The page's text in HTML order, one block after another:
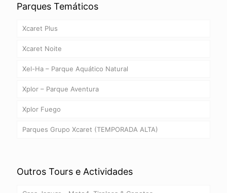
Parques Temáticos
Xcaret Plus
Xcaret Noite
Xel-Ha – Parque Aquático Natural
Xplor – Parque Aventura
Xplor Fuego
Parques Grupo Xcaret (TEMPORADA ALTA)
Outros Tours e Actividades